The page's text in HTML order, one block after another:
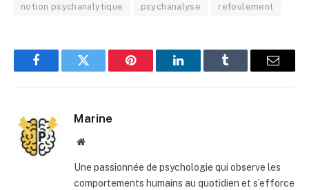
notion psychanalytique psychanalyse refoulement
FacebookTwitter Pinterest LinkedInTumblr
E-
Marine
Site
Une passionnée de psychologie qui observe les
comportements humains au quotidien et s’efforce